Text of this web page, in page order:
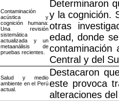
Contaminación
acústica y
cognición humana:
Una revisión
sistemática
actualizada y un
metaanálisis de
pruebas recientes.
Determinaron
y la cognición.
otras
edad, donde
contaminación
Central y del
Salud y medio
ambiente en el Perú
actual.
Destacaron
este provoca
alteraciones